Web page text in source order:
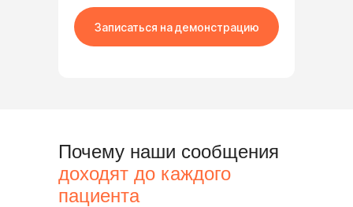
Записаться на демонстрацию
Почему наши сообщения
доходят до каждого
пациента